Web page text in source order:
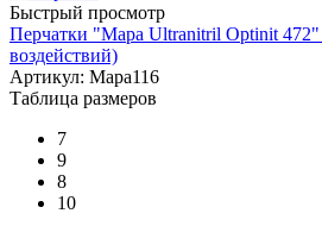
Быстрый просмотр
Перчатки "Mapa Ultranitril Optinit
воздействий)
Артикул: Mapa116
Таблица размеров
7
9
8
10